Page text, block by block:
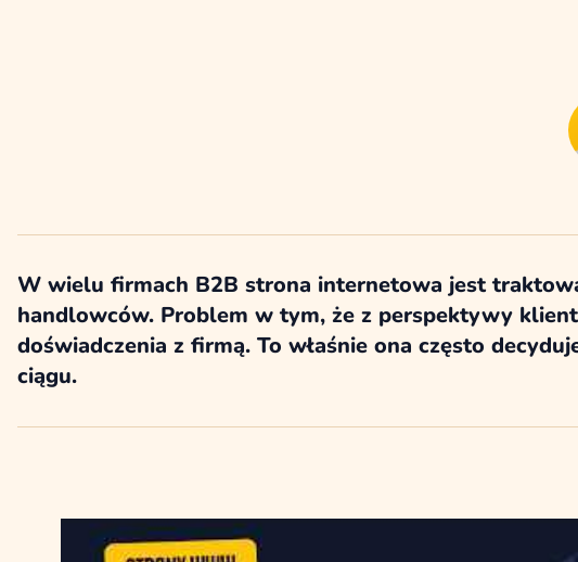
W wielu firmach B2B strona internetowa jest
handlowców. Problem w tym, że z perspektywy
doświadczenia z firmą. To właśnie ona często
ciągu.